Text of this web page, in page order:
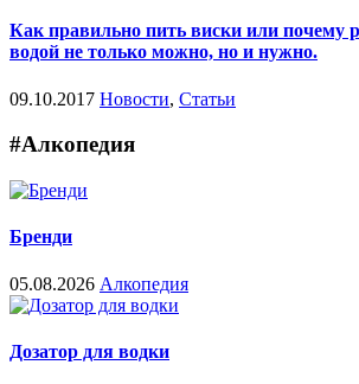
Как правильно пить виски или почему
водой не только можно, но и нужно.
09.10.2017 Новости, Статьи
#Алкопедия
Бренди
05.08.2026 Алкопедия
Дозатор для водки